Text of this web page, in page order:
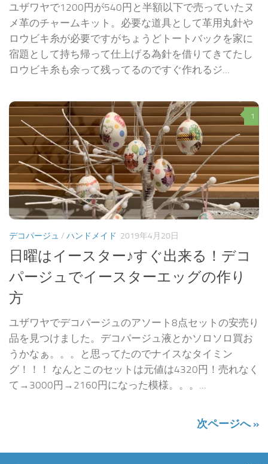
ユザワヤで1200円が540円と半額以下で売っていたヌ
メ革のチャームキット。必要な道具として革用丸針や
ロウビキ糸が必要ですがちょうどトートバックを家に
宿題として持ち帰って仕上げる為針を借りてきてたし
ロウビキ糸も余って残ってるのですぐ作れるジ...
1
デコパージュ / ハンドメイド 2019年4月20日
日曜はイースター♪すぐ出来る！デコ
パージュでイースターエッグの作り
方
ユザワヤでデコパージュのアソート8点セットの安売り
品を見つけました。デコパージュ液とかソロソロ買お
うかなぁ。。。と思ってたのでナイスなタイミン
グ！！！ なんとこのセットは元値は4320円！売れなく
て→3000円→2160円になった模様。。。...
次ページへ »